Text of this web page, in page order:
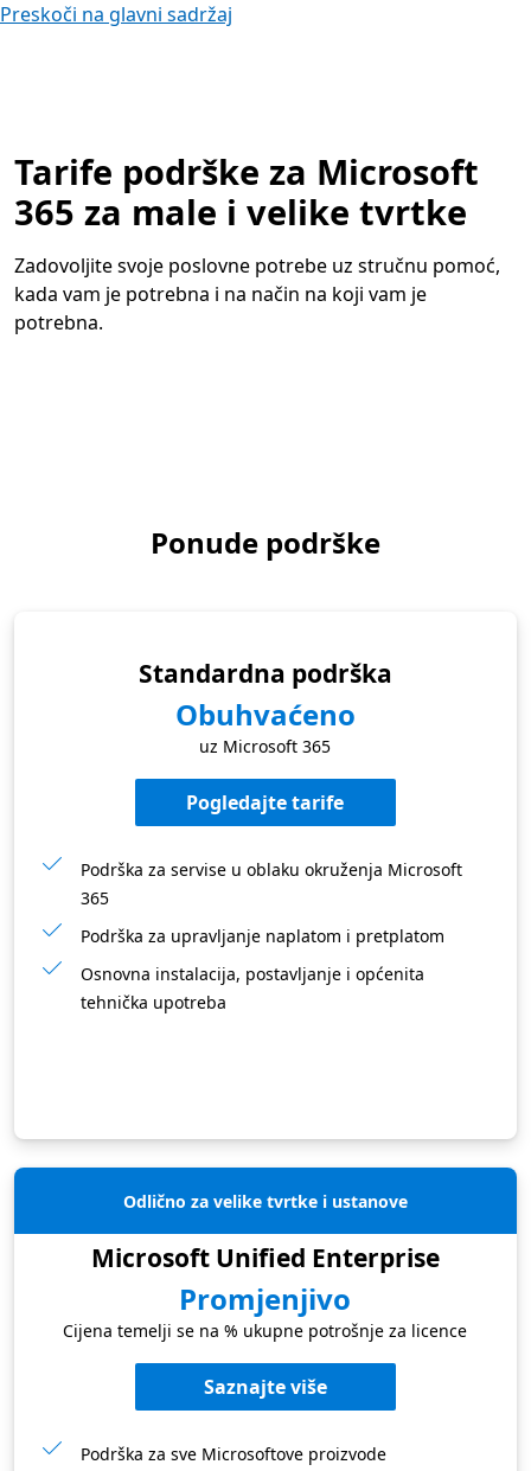
Preskoči na glavni sadržaj
Tarife podrške za Microsoft
365 za male i velike tvrtke
Zadovoljite svoje poslovne potrebe uz stručnu pomoć,
kada vam je potrebna i na način na koji vam je
potrebna.
Ponude podrške
Standardna podrška
Obuhvaćeno
uz Microsoft 365
Pogledajte tarife
Podrška za servise u oblaku okruženja Microsoft
365
Podrška za upravljanje naplatom i pretplatom
Osnovna instalacija, postavljanje i općenita
tehnička upotreba
Odlično za velike tvrtke i ustanove
Microsoft Unified Enterprise
Promjenjivo
Cijena temelji se na % ukupne potrošnje za licence
Saznajte više
Podrška za sve Microsoftove proizvode